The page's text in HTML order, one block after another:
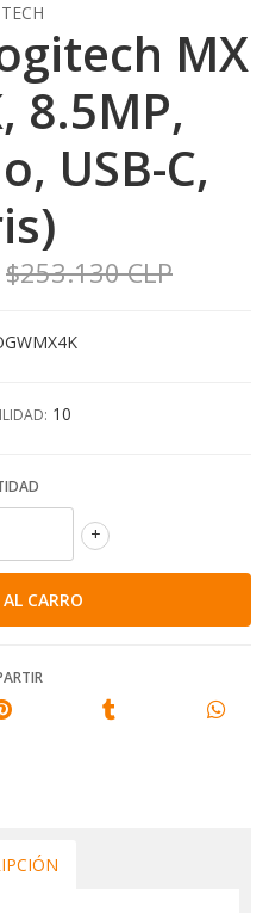
MX
8.5MP,
USB-C,
$253.130 CLP
10
+